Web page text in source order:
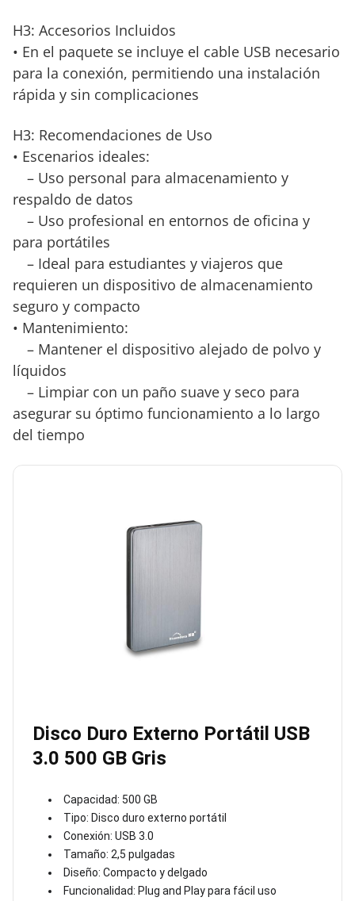
H3: Accesorios Incluidos
• En el paquete se incluye el cable USB necesario
para la conexión, permitiendo una instalación
rápida y sin complicaciones
H3: Recomendaciones de Uso
• Escenarios ideales:
– Uso personal para almacenamiento y
respaldo de datos
– Uso profesional en entornos de oficina y
para portátiles
– Ideal para estudiantes y viajeros que
requieren un dispositivo de almacenamiento
seguro y compacto
• Mantenimiento:
– Mantener el dispositivo alejado de polvo y
líquidos
– Limpiar con un paño suave y seco para
asegurar su óptimo funcionamiento a lo largo
del tiempo
Disco Duro Externo Portátil USB
3.0 500 GB Gris
Capacidad: 500 GB
Tipo: Disco duro externo portátil
Conexión: USB 3.0
Tamaño: 2,5 pulgadas
Diseño: Compacto y delgado
Funcionalidad: Plug and Play para fácil uso